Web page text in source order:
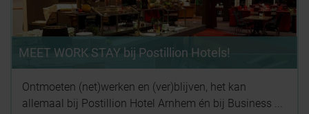
MEET WORK STAY bij Postillion Hotels!
Ontmoeten (net)werken en (ver)blijven, het kan
allemaal bij Postillion Hotel Arnhem én bij Business ...